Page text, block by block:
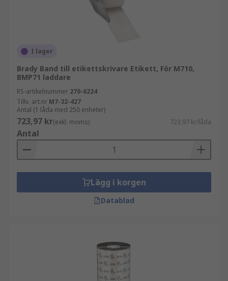
I lager
Brady Band till etikettskrivare Etikett, För M710,
BMP71 laddare
RS-artikelnummer 270-6224
Tillv. art.nr M7-32-427
Antal (1 låda med 250 enheter)
723,97 kr(exkl. moms) 723,97 kr/låda
Antal
Lägg i korgen
Datablad